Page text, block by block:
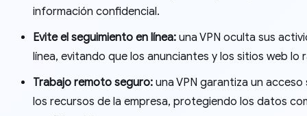
información confidencial.
Evite el seguimiento en línea: una VPN oculta sus
línea, evitando que los anunciantes y los sitios web lo
Trabajo remoto seguro: una VPN garantiza un acceso
los recursos de la empresa, protegiendo los datos